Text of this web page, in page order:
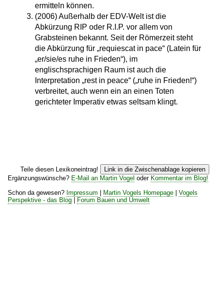
ermitteln können.
(2006) Außerhalb der EDV-Welt ist die
Abkürzung RIP oder R.I.P. vor allem von
Grabsteinen bekannt. Seit der Römerzeit steht
die Abkürzung für „requiescat in pace“ (Latein für
„er/sie/es ruhe in Frieden“), im
englischsprachigen Raum ist auch die
Interpretation „rest in peace“ („ruhe in Frieden!“)
verbreitet, auch wenn ein an einen Toten
gerichteter Imperativ etwas seltsam klingt.
Teile diesen Lexikoneintrag!
Link in die Zwischenablage kopieren
Ergänzungswünsche? E-Mail an Martin Vogel oder Kommentar im Blog!
Schon da gewesen? Impressum Martin Vogels Homepage
Vogels
Perspektive - das Blog
Forum Bauen und Umwelt